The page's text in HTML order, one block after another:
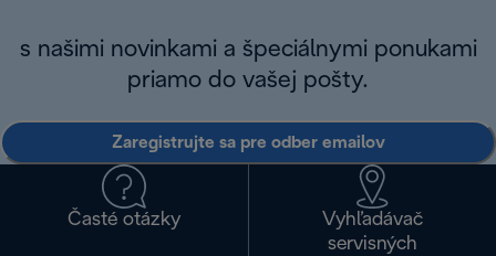
s našimi novinkami a špeciálnymi ponukami
priamo do vašej pošty.
Zaregistrujte sa pre odber emailov
Časté otázky
Vyhľadávač
servisných